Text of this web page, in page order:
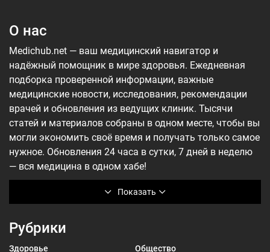
О нас
Показать
Medichub.net — ваш медицинский навигатор и
надёжный помощник в мире здоровья. Ежедневная
подборка проверенной информации, важные
медицинские новости, исследования, рекомендации
врачей и обновления из ведущих клиник. Тысячи
статей и материалов собраны в одном месте, чтобы вы
могли экономить своё время и получать только самое
нужное. Обновления 24 часа в сутки, 7 дней в неделю
— вся медицина в одном хабе!
Рубрики
Здоровье Общество